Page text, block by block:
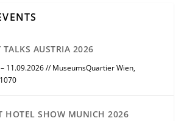
TALKS AUSTRIA 2026
11.09.2026 // MuseumsQuartier Wien,
HOTEL SHOW MUNICH 2026